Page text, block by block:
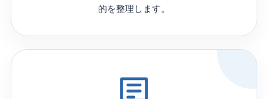
的を整理します。